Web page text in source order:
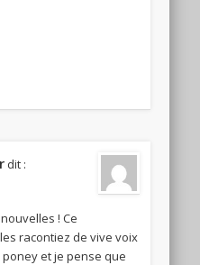
dit :
! Ce
racontiez de vive voix
poney et je pense que